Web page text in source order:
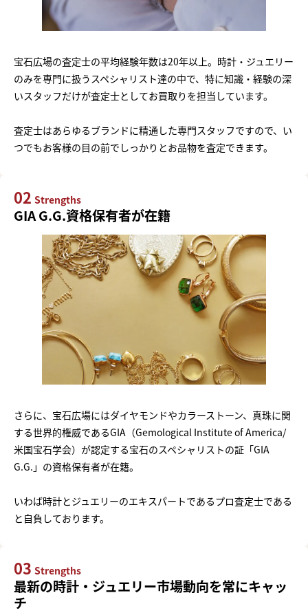
宝石広場の査定士の平均経験年数は20年以上。時計・ジュエリー
のみを専門に扱うスペシャリスト達の中で、特に知識・経験の深
いスタッフだけが査定士としてお買取りを担当しています。
査定士はあらゆるブランドに精通した専門スタッフですので、い
つでもお客様の目の前でしっかりとお品物を査定できます。
02 Strengths
GIA G.G.資格保有者が在籍
さらに、宝石広場にはダイヤモンドやカラーストーン、真珠に関
する世界的権威であるGIA（Gemological Institute of America/
米国宝石学会）が認定する宝石のスペシャリストの証「GIA
G.G.」の資格保有者が在籍。
いわば時計とジュエリーのエキスパートであるプロ査定士である
と自負しております。
03 Strengths
最新の時計・ジュエリー市場動向を常にキャッ
チ